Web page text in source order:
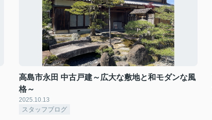
高島市永田 中古戸建～広大な敷地と和モダンな風
格～
2025.10.13
スタッフブログ